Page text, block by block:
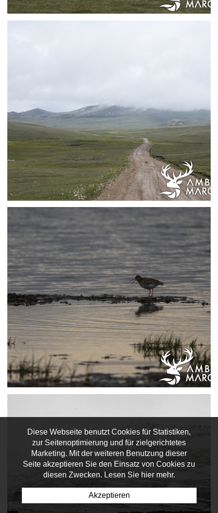
Diese Webseite benutzt Cookies für Statistiken,
zur Seitenoptimierung und für zielgerichtetes
Marketing. Mit der weiteren Benutzung dieser
Seite akzeptieren Sie den Einsatz von Cookies zu
diesen Zwecken. Lesen Sie hier mehr.
Akzeptieren